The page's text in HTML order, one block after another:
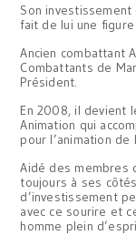
Son
fait de lui une
Ancien combattant
Combattants de
Président.
En 2008, il devient
Animation qui
pour l’animation de
Aidé des membres
toujours à ses
d’investissement
avec ce sourire et
homme plein